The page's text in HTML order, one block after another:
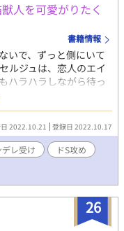
人を可愛がりたく
書籍情報
いで、ずっと側にいて
ルジュは、恋人のエイ
ハラハラしながら待っ
ぎて小言ばかり言って
、好きって伝えてくれ
ね？ 自分のことを知的
ている)猫獣人が、 の
かわいがりされるお話
は」 「だからそれを言
いなんですよ……
ぇっ！！」 後半は、
。 世界観が「奴隷を買
リンクしていますが、
2022.10.21 登録日 2022.10.17
デレ受け
ドS攻め
26